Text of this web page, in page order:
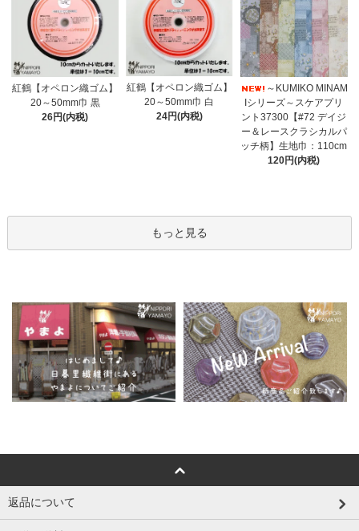
紅鶴【オペロン織ゴム】
20～50mm巾 黒
26円(内税)
紅鶴【オペロン織ゴム】
20～50mm巾 白
24円(内税)
～KUMIKO MINAM
Iシリーズ～スケアプリ
ント37300【#72 デイジ
ー＆レースクラシカルパ
ッチ柄】生地巾：110cm
120円(内税)
もっと見る
返品について